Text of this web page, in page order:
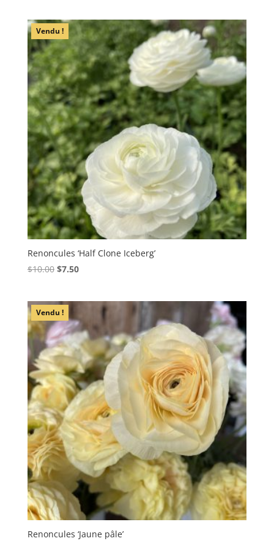
Vendu !
Renoncules ‘Half Clone Iceberg’
$10.00 Le
était :
$10.00.
$7.50Le
$7.50.
Vendu !
Renoncules ‘Jaune pâle’